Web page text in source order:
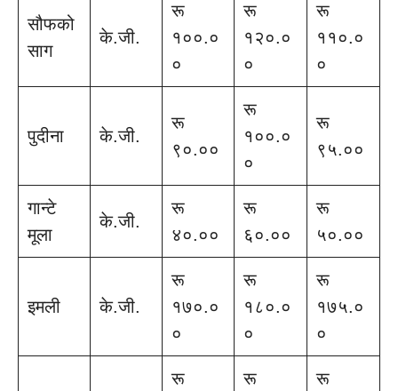
सौफको
साग
के.जी.
रू
१००.०
०
रू
१२०.०
०
रू
११०.०
०
पुदीना के.जी.
रू
९०.००
रू
१००.०
०
रू
९५.००
गान्टे
मूला
के.जी.
रू
४०.००
रू
६०.००
रू
५०.००
इमली के.जी.
रू
१७०.०
०
रू
१८०.०
०
रू
१७५.०
०
रू
रू
रू